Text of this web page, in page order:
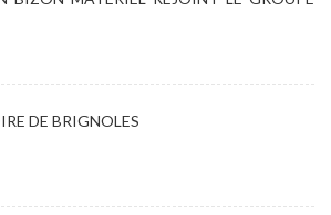
DE BRIGNOLES